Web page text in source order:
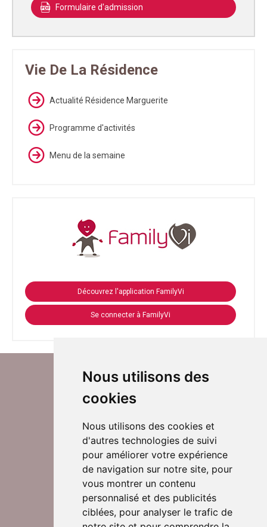
Nous utilisons des
cookies
Nous utilisons des cookies et
d'autres technologies de suivi
pour améliorer votre expérience
de navigation sur notre site, pour
vous montrer un contenu
personnalisé et des publicités
ciblées, pour analyser le trafic de
Formulaire d'admission
Vie De La Résidence
Actualité Résidence Marguerite
Programme d'activités
Menu de la semaine
Découvrez l'application FamilyVi
Se connecter à FamilyVi
Suivez-nous sur Twitter
Rejoignez nos équipes